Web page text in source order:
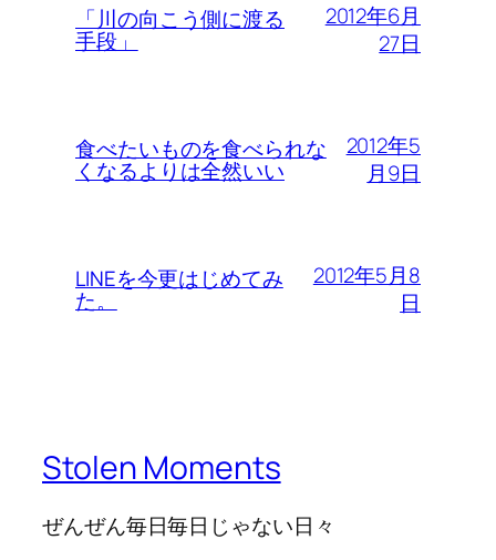
「川の向こう側に渡る
手段」
2012年6月
27日
食べたいものを食べられな
くなるよりは全然いい
2012年5
月9日
LINEを今更はじめてみ
た。
2012年5月8
日
Stolen Moments
ぜんぜん毎日毎日じゃない日々